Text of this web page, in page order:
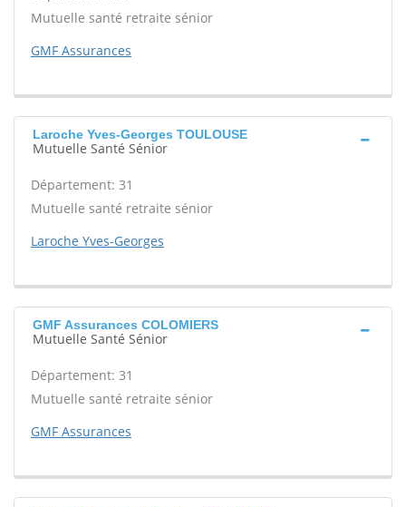
Mutuelle santé retraite sénior
GMF Assurances
Laroche Yves-Georges TOULOUSE
Mutuelle Santé Sénior
Département: 31
Mutuelle santé retraite sénior
Laroche Yves-Georges
GMF Assurances COLOMIERS
Mutuelle Santé Sénior
Département: 31
Mutuelle santé retraite sénior
GMF Assurances